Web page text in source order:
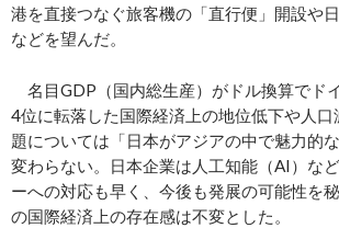
港を直接つなぐ旅客機の「直行便」開設や
などを望んだ。
名目GDP（国内総生産）がドル換算でド
4位に転落した国際経済上の地位低下や人口
題については「日本がアジアの中で魅力的
変わらない。日本企業は人工知能（AI）な
ーへの対応も早く、今後も発展の可能性を
の国際経済上の存在感は不変とした。